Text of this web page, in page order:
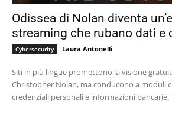
Odissea di Nolan diventa
streaming che rubano dati e
Cybersecurity Laura Antonelli
Siti in più lingue promettono la visione
Christopher Nolan, ma conducono a moduli